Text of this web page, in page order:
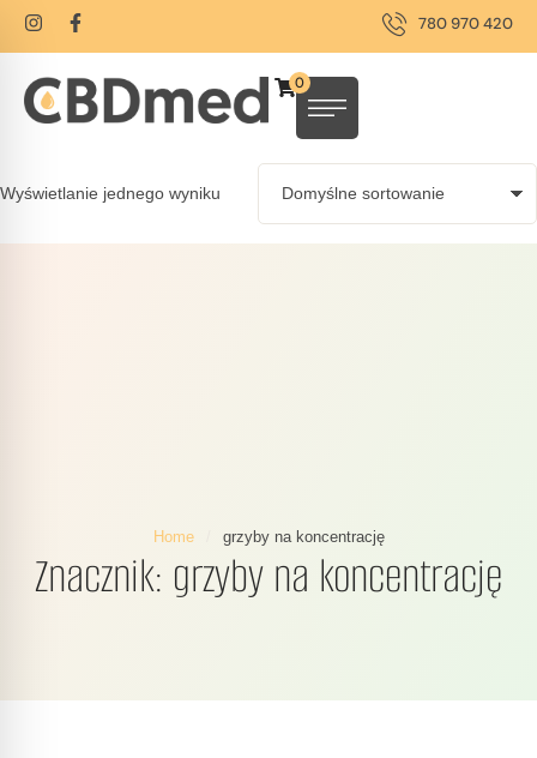
780 970 420
0
Wyświetlanie jednego wyniku
Home grzyby na koncentrację
Znacznik: grzyby na koncentrację